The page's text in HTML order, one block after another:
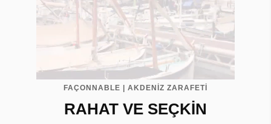
FAÇONNABLE | AKDENİZ ZARAFETİ
RAHAT VE SEÇKİN